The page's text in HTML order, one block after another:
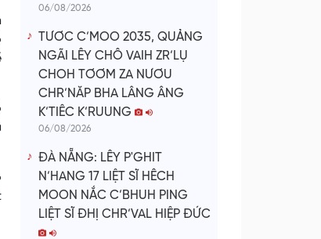
06/08/2026
TƯƠC C’MOO 2035, QUẢNG
NGÃI LÊY CHÔ VAIH ZR’LỤ
CHOH TƠƠM ZA NƯƠU
CHR’NĂP BHA LÂNG ÂNG
K’TIÊC K’RUUNG
06/08/2026
ĐÀ NẴNG: LÊY P'GHIT
N’HANG 17 LIỆT SĨ HÊCH
MOON NẮC C’BHUH PING
LIỆT SĨ ĐHỊ CHR’VAL HIỆP ĐỨC